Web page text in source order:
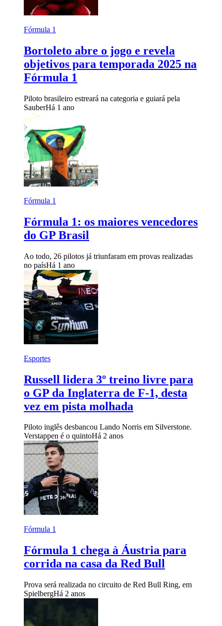
Fórmula 1
Bortoleto abre o jogo e revela
objetivos para temporada 2025 na
Fórmula 1
Piloto brasileiro estreará na categoria e guiará pela
SauberHá 1 ano
Fórmula 1
Fórmula 1: os maiores vencedores
do GP Brasil
Ao todo, 26 pilotos já triunfaram em provas realizadas
no paísHá 1 ano
Esportes
Russell lidera 3º treino livre para
o GP da Inglaterra de F-1, desta
vez em pista molhada
Piloto inglês desbancou Lando Norris em Silverstone.
Verstappen é o quintoHá 2 anos
Fórmula 1
Fórmula 1 chega à Áustria para
corrida na casa da Red Bull
Prova será realizada no circuito de Red Bull Ring, em
SpielbergHá 2 anos